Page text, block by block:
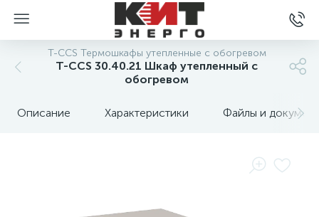
T-CCS Термошкафы утепленные с обогревом
T-CCS 30.40.21 Шкаф утепленный с
обогревом
Описание Характеристики Файлы и